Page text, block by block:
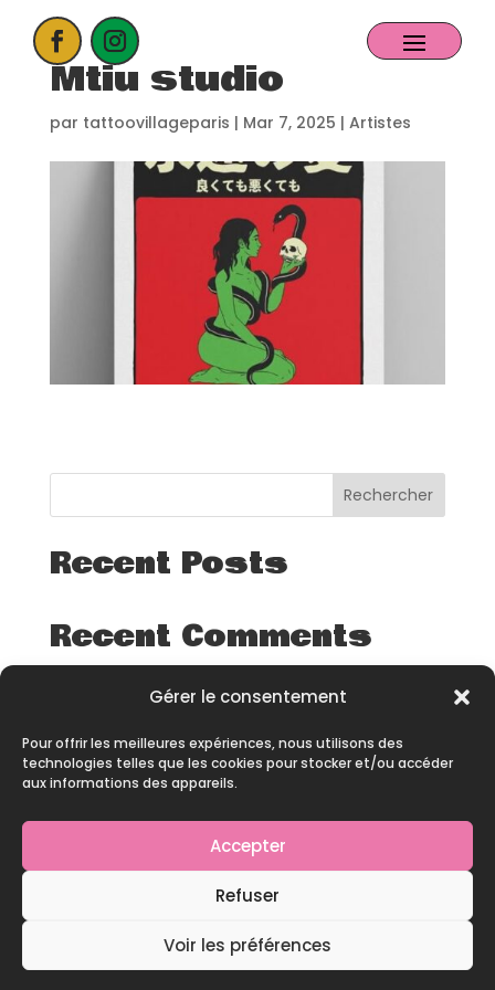
Gérer le consentement
Pour offrir les meilleures expériences, nous utilisons des
technologies telles que les cookies pour stocker et/ou accéder
aux informations des appareils.
Accepter
Refuser
Voir les préférences
ACCUEIL
PROCHAIN EVENT
CANDIDATER
NOS EXPOSANTS
CONTACT
PARTENAIRES
Mtiu studio
par tattoovillageparis | Mar 7, 2025 | Artistes
Rechercher
Recent Posts
Recent Comments
© 2026 – All rights reserved – Site développé par
Contact|Mentions Légales